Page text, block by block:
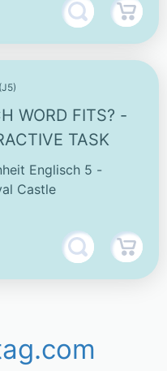
WORD FITS? -
TASK
Englisch 5 -
Castle